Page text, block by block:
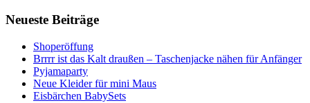
Neueste Beiträge
Shoperöffung
Brrrr ist das Kalt draußen – Taschenjacke nähen für Anfänger
Pyjamaparty
Neue Kleider für mini Maus
Eisbärchen BabySets